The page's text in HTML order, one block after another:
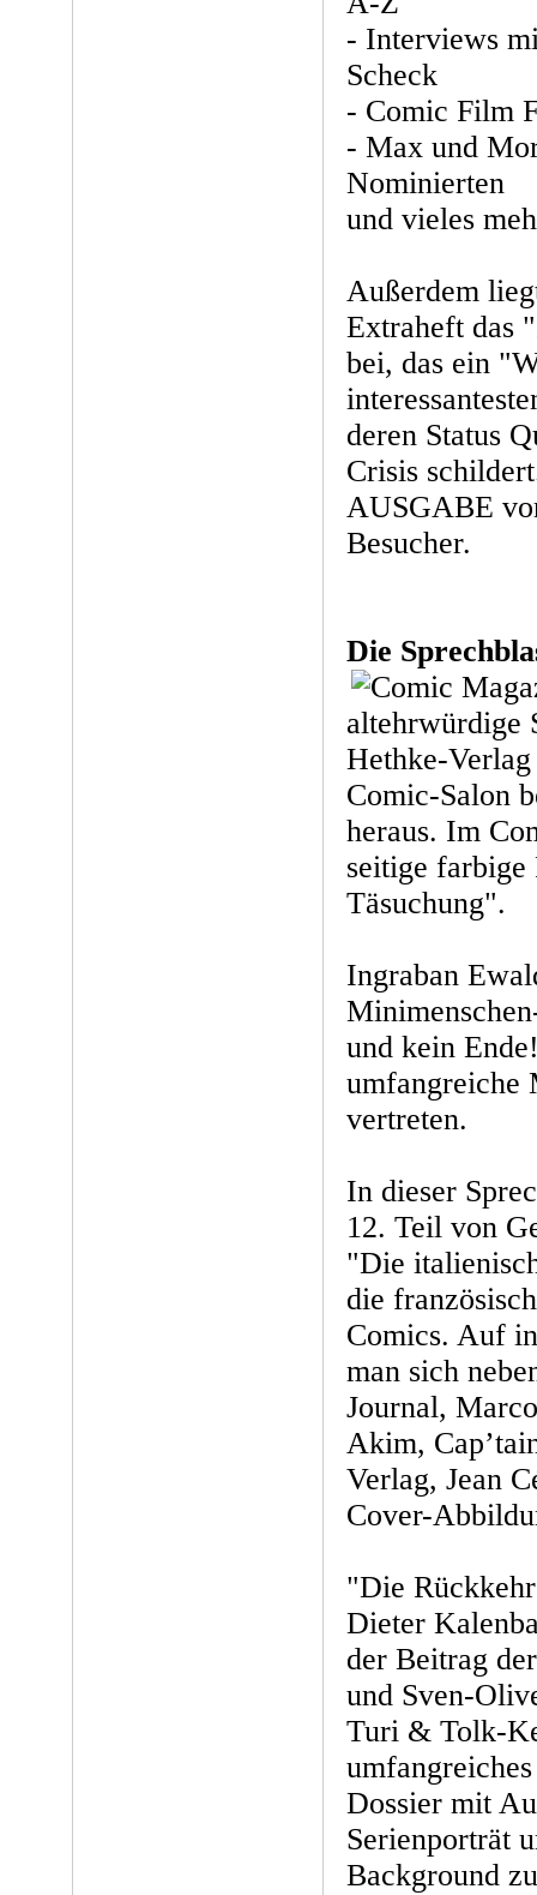
- Interviews
Scheck
- Comic Film
- Max und
Nominierten
und vieles
Außerdem
Extraheft das
bei, das ein
deren Status
Crisis
AUSGABE
Besucher.
Die
altehrwürdige
Hethke-
Comic-Salon
heraus. Im
seitige
Täsuchung".
Ingraban
und kein
umfangreiche
vertreten.
In dieser
12. Teil von
"Die
die
Comics. Auf
man sich
Journal,
Akim,
Verlag, Jean
Cover-
"Die
Dieter
der Beitrag
und Sven-
Turi & Tolk-
Dossier mit
Serienporträt
Background